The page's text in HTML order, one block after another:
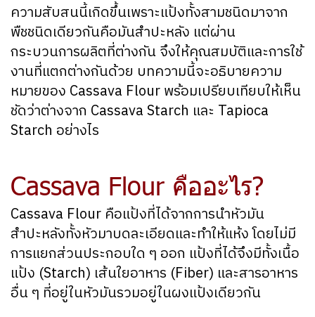
ความสับสนนี้เกิดขึ้นเพราะแป้งทั้งสามชนิดมาจาก
พืชชนิดเดียวกันคือมันสำปะหลัง แต่ผ่าน
กระบวนการผลิตที่ต่างกัน จึงให้คุณสมบัติและการใช้
งานที่แตกต่างกันด้วย บทความนี้จะอธิบายความ
หมายของ Cassava Flour พร้อมเปรียบเทียบให้เห็น
ชัดว่าต่างจาก Cassava Starch และ Tapioca
Starch อย่างไร
Cassava Flour คืออะไร?
Cassava Flour คือแป้งที่ได้จากการนำหัวมัน
สำปะหลังทั้งหัวมาบดละเอียดและทำให้แห้ง โดยไม่มี
การแยกส่วนประกอบใด ๆ ออก แป้งที่ได้จึงมีทั้งเนื้อ
แป้ง (Starch) เส้นใยอาหาร (Fiber) และสารอาหาร
อื่น ๆ ที่อยู่ในหัวมันรวมอยู่ในผงแป้งเดียวกัน